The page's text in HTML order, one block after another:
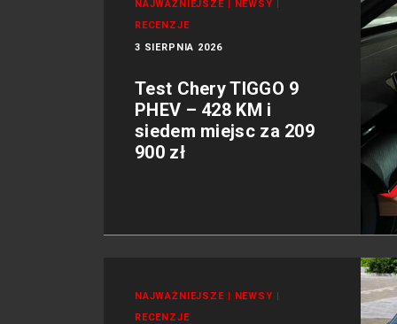
NAJWAŻNIEJSZE NEWSY
RECENZJE
3 SIERPNIA 2026
Test Chery TIGGO 9
PHEV – 428 KM i
siedem miejsc za 209
900 zł
NAJWAŻNIEJSZE | NEWSY |
RECENZJE